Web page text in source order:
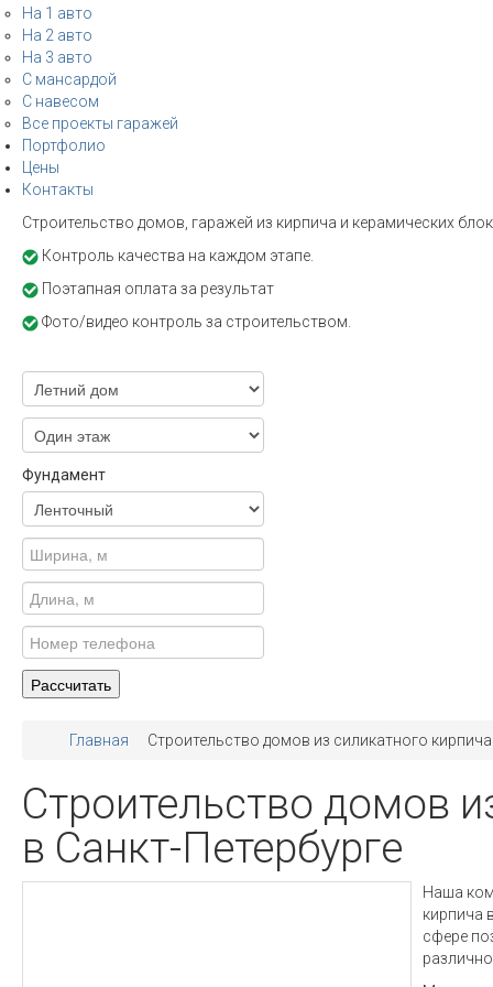
На 1 авто
На 2 авто
На 3 авто
С мансардой
С навесом
Все проекты гаражей
Портфолио
Цены
Контакты
Строительство домов, гаражей из кирпича и керамических
Контроль качества на каждом этапе.
Поэтапная оплата за результат
Фото/видео контроль за строительством.
Фундамент
Главная Строительство домов из силикатного кирпича
Строительство домов
в Санкт-Петербурге
Наша
кирпича
сфере